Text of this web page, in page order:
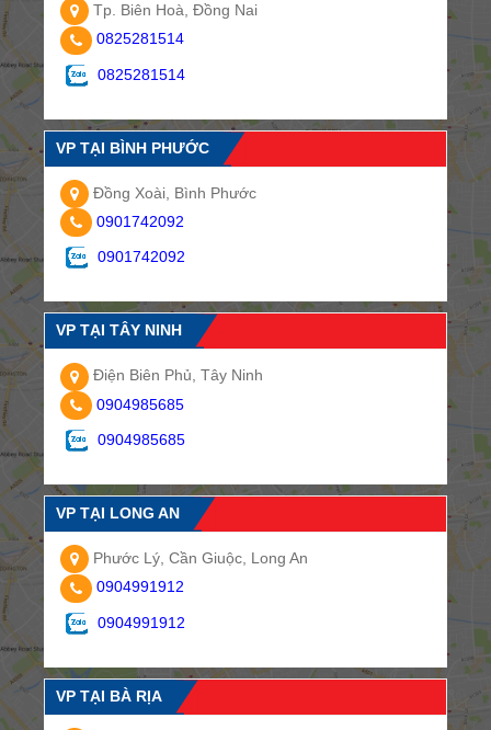
Tp. Biên Hoà, Đồng Nai
0825281514
0825281514
VP TẠI BÌNH PHƯỚC
Đồng Xoài, Bình Phước
0901742092
0901742092
VP TẠI TÂY NINH
Điện Biên Phủ, Tây Ninh
0904985685
0904985685
VP TẠI LONG AN
Phước Lý, Cần Giuộc, Long An
0904991912
0904991912
VP TẠI BÀ RỊA